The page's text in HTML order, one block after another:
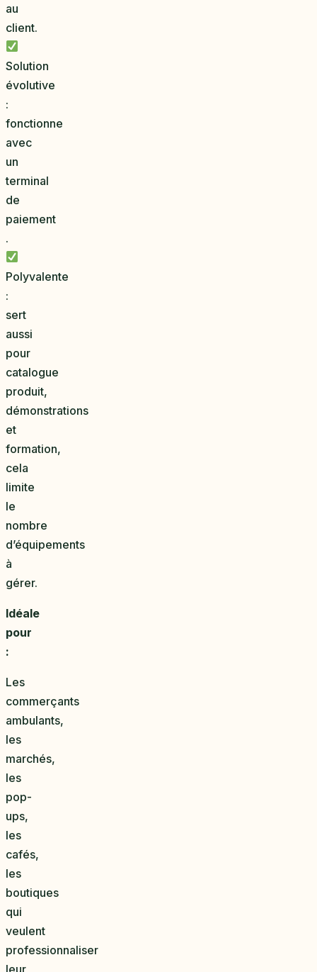
au
client.
Solution
évolutive
:
fonctionne
avec
un
terminal
de
paiement
.
Polyvalente
:
sert
aussi
pour
catalogue
produit,
démonstrations
et
formation,
cela
limite
le
nombre
d’équipements
à
gérer.
Idéale
pour
:
Les
commerçants
ambulants,
les
marchés,
les
pop-
ups,
les
cafés,
les
boutiques
qui
veulent
professionnaliser
leur